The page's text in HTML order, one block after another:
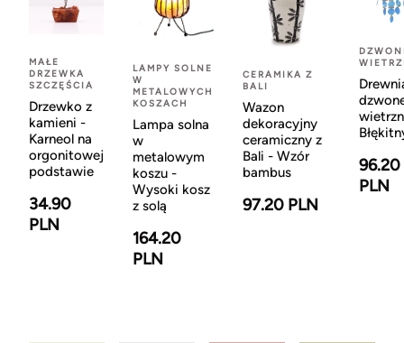
MAŁE
DRZEWKA
SZCZĘŚCIA
Drzewko z
kamieni -
Karneol na
orgonitowej
podstawie
34.90
PLN
LAMPY SOLNE
W
METALOWYCH
KOSZACH
Lampa solna
w
metalowym
koszu -
Wysoki kosz
z solą
164.20
PLN
CERAMIKA Z
BALI
Wazon
dekoracyjny
ceramiczny z
Bali - Wzór
bambus
97.20 PLN
96.20
PLN